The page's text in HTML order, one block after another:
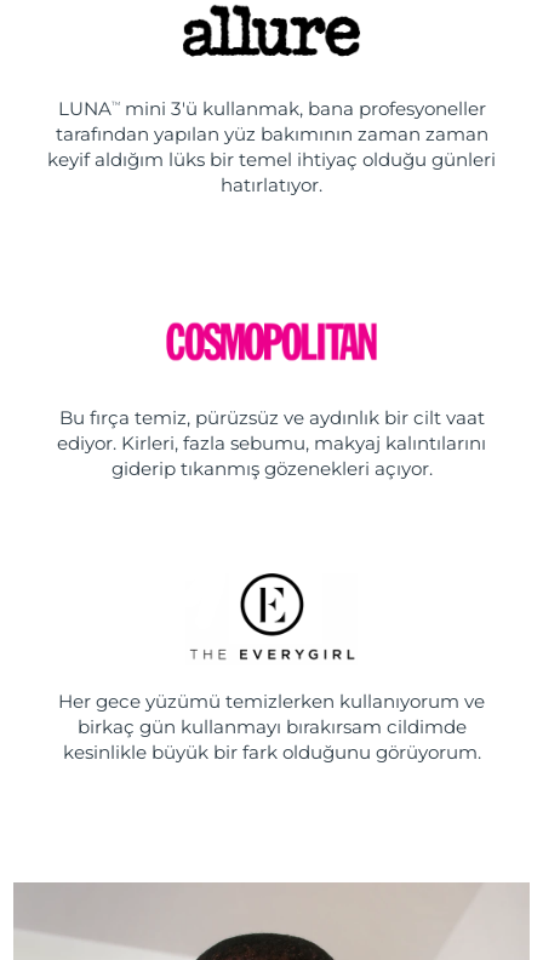
LUNATMmini 3'ü kullanmak, bana profesyoneller
tarafından yapılan yüz bakımının zaman zaman
keyif aldığım lüks bir temel ihtiyaç olduğu günleri
hatırlatıyor.
Bu fırça temiz, pürüzsüz ve aydınlık bir cilt vaat
ediyor. Kirleri, fazla sebumu, makyaj kalıntılarını
giderip tıkanmış gözenekleri açıyor.
Her gece yüzümü temizlerken kullanıyorum ve
birkaç gün kullanmayı bırakırsam cildimde
kesinlikle büyük bir fark olduğunu görüyorum.